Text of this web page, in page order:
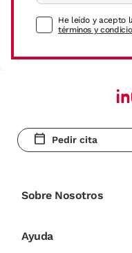
He leído y acepto
términos y
Pedir cita
Sobre Nosotros
Ayuda